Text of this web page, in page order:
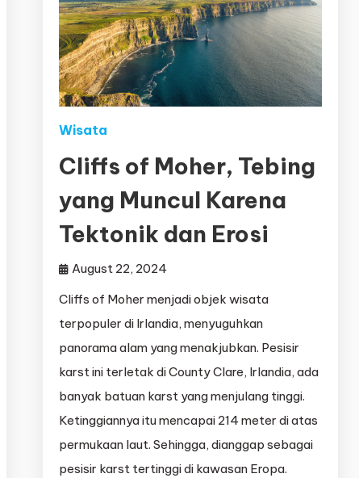
Wisata
Cliffs of Moher, Tebing
yang Muncul Karena
Tektonik dan Erosi
August 22, 2024
Cliffs of Moher menjadi objek wisata
terpopuler di Irlandia, menyuguhkan
panorama alam yang menakjubkan. Pesisir
karst ini terletak di County Clare, Irlandia, ada
banyak batuan karst yang menjulang tinggi.
Ketinggiannya itu mencapai 214 meter di atas
permukaan laut. Sehingga, dianggap sebagai
pesisir karst tertinggi di kawasan Eropa.